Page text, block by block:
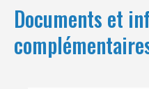
Documents et